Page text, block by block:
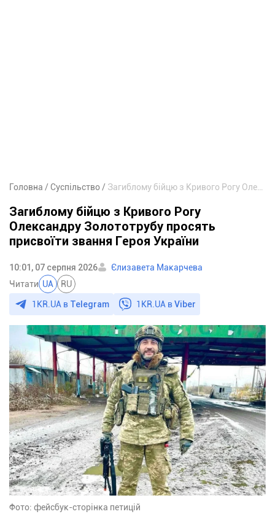
Головна Суспільство
Загиблому бійцю з Кривого Рогу
Олександру Золототрубу просять
присвоїти звання Героя України
10:01, 07 серпня 2026
Єлизавета Макарчева
Читати UA RU
1KR.UA в Telegram 1KR.UA вViber
Фото: фейсбук-сторінка петицій